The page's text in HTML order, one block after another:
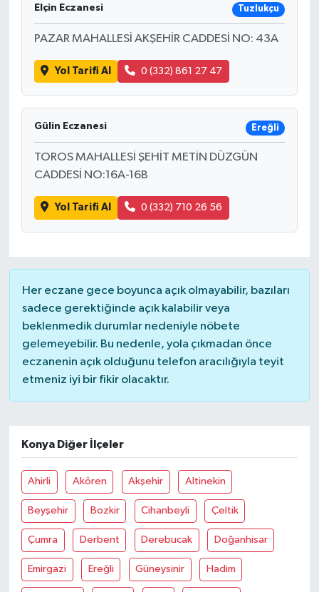
Elçin Eczanesi Tuzlukçu
PAZAR MAHALLESİ AKŞEHİR CADDESİ NO: 43A
Yol Tarifi Al 0 (332) 861 27 47
Gülin Eczanesi Ereğli
TOROS MAHALLESİ ŞEHİT METİN DÜZGÜN
CADDESİ NO:16A-16B
Yol Tarifi Al 0 (332) 710 26 56
Her eczane gece boyunca açık olmayabilir, bazıları
sadece gerektiğinde açık kalabilir veya
beklenmedik durumlar nedeniyle nöbete
gelemeyebilir. Bu nedenle, yola çıkmadan önce
eczanenin açık olduğunu telefon aracılığıyla teyit
etmeniz iyi bir fikir olacaktır.
Konya Diğer İlçeler
Ahirli Akören Akşehir Altinekin
Beyşehir Bozkir Cihanbeyli Çeltik
Çumra Derbent Derebucak Doğanhisar
Emirgazi Ereğli Güneysinir Hadim